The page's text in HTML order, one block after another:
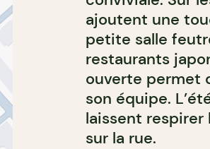
ajoutent une
petite salle
restaurants
ouverte permet
son équipe.
laissent respirer
sur la rue.